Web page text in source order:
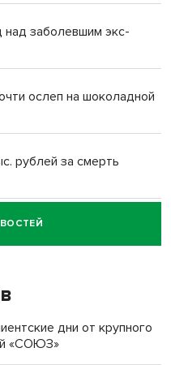
над заболевшим экс-
ослеп на шоколадной
рублей за смерть
за смерть
селе лошади
за избиение врачей
дни от крупного
«СОЮЗ»